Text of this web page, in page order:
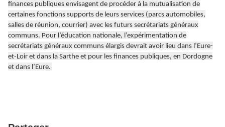
finances publiques envisagent de procéder à la mutualisation de
certaines fonctions supports de leurs services (parcs automobiles,
salles de réunion, courrier) avec les futurs secrétariats généraux
communs. Pour l’éducation nationale, l’expérimentation de
secrétariats généraux communs élargis devrait avoir lieu dans l’Eure-
et-Loir et dans la Sarthe et pour les finances publiques, en Dordogne
et dans l’Eure.